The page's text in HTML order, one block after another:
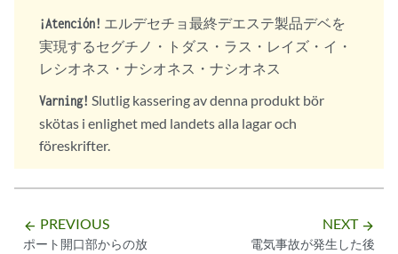
¡Atención! エルデセチョ最終デエステ製品デベを
実現するセグチノ・トダス・ラス・レイズ・イ・
レシオネス・ナシオネス・ナシオネス
Varning! Slutlig kassering av denna produkt bör
skötas i enlighet med landets alla lagar och
föreskrifter.
arrow_backward PREVIOUS
ポート開口部からの放
NEXT arrow_forward
電気事故が発生した後